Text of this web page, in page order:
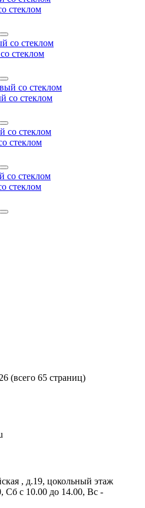
стеклом
стеклом
со стеклом
стеклом
стеклом
(всего 65 страниц)
, д.19, цокольный этаж
Сб с 10.00 до 14.00, Вс -